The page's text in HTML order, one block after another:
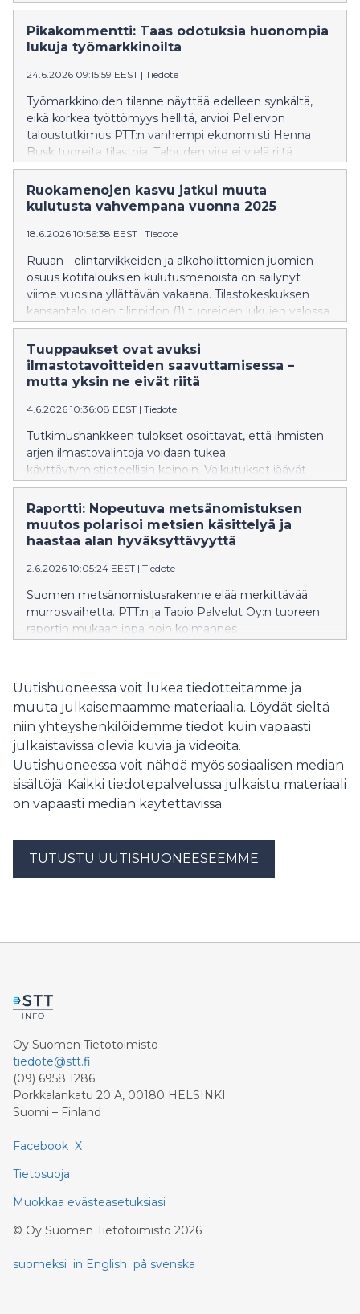
Veera Holappa. Työllisyyden heikko kehitys ei
myöskään tue markkinoiden virkoamista.
Pikakommentti: Taas odotuksia huonompia
lukuja työmarkkinoilta
24.6.2026 09:15:59 EEST | Tiedote
Työmarkkinoiden tilanne näyttää edelleen synkältä,
eikä korkea työttömyys hellitä, arvioi Pellervon
taloustutkimus PTT:n vanhempi ekonomisti Henna
Busk tuoreita tilastoja. Talouden vire ei vielä riitä
suunnan kääntämiseen.
Ruokamenojen kasvu jatkui muuta
kulutusta vahvempana vuonna 2025
18.6.2026 10:56:38 EEST | Tiedote
Ruuan - elintarvikkeiden ja alkoholittomien juomien -
osuus kotitalouksien kulutusmenoista on säilynyt
viime vuosina yllättävän vakaana. Tilastokeskuksen
kansantalouden tilinpidon (1) tuoreiden lukujen valossa
ruokamenojen osuus kaikista kotitalouksien
kulutusmenoista vuonna 2025 oli 12,9 prosenttia, kun
vuonna 2024 osuus oli 12,5 prosenttia. Muutos on
maltillinen ja perustuu ennakkotietoihin, mutta se
osuus kulutusmenoista on yleensä pienentynyt tulojen
kasvaessa. 2020-luvulla kehitys on kääntynyt. Viime
vuoden osuus oli korkein taso 2000-luvulla sitten
vuoden 2009.
Tuuppaukset ovat avuksi
ilmastotavoitteiden saavuttamisessa –
mutta yksin ne eivät riitä
4.6.2026 10:36:08 EEST | Tiedote
Tutkimushankkeen tulokset osoittavat, että ihmisten
arjen ilmastovalintoja voidaan tukea
käyttäytymistieteellisin keinoin. Vaikutukset jäävät
kuitenkin rajallisiksi, jos tuuppaukset eivät kytkeydy
laajempiin ilmastotoimiin.
Raportti: Nopeutuva metsänomistuksen
muutos polarisoi metsien käsittelyä ja
haastaa alan hyväksyttävyyttä
2.6.2026 10:05:24 EEST | Tiedote
Suomen metsänomistusrakenne elää merkittävää
murrosvaihetta. PTT:n ja Tapio Palvelut Oy:n tuoreen
raportin mukaan jopa noin kolmannes
2035 mennessä. Yhdessä toimintaympäristön
muutosten kanssa tämä muokkaa metsäpalveluita,
metsäammattilaisten työtä ja koko metsätalouden
kestävyyttä.
Uutishuoneessa voit lukea tiedotteitamme ja
muuta julkaisemaamme materiaalia. Löydät sieltä
niin yhteyshenkilöidemme tiedot kuin vapaasti
julkaistavissa olevia kuvia ja videoita.
Uutishuoneessa voit nähdä myös sosiaalisen median
sisältöjä. Kaikki tiedotepalvelussa julkaistu materiaali
on vapaasti median käytettävissä.
TUTUSTU UUTISHUONEESEEMME
Oy Suomen Tietotoimisto
tiedote@stt.fi
(09) 6958 1286
Porkkalankatu 20 A, 00180 HELSINKI
Suomi – Finland
Facebook X
Tietosuoja
Muokkaa evästeasetuksiasi
© Oy Suomen Tietotoimisto 2026
suomeksi in English på svenska